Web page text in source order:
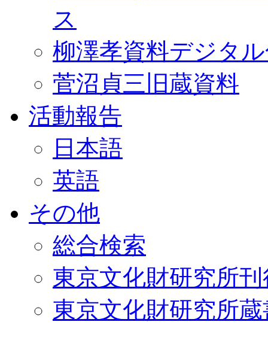
ス
柳澤孝資料デジタ
菅沼貞三旧蔵資料
活動報告
日本語
英語
その他
総合検索
東京文化財研究所
東京文化財研究所